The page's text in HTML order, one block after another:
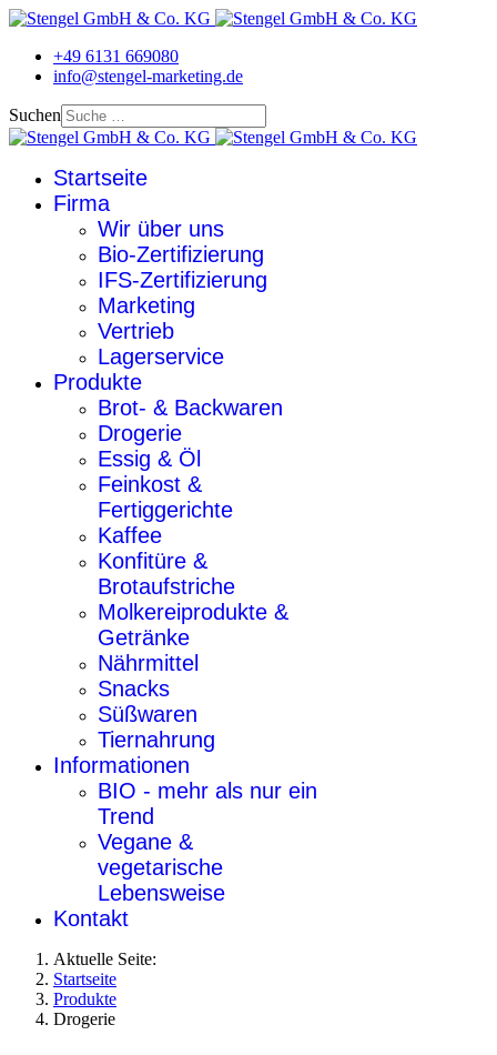
+49 6131 669080
info@stengel-marketing.de
Suchen
Startseite
Firma
Wir über uns
Bio-Zertifizierung
IFS-Zertifizierung
Marketing
Vertrieb
Lagerservice
Produkte
Brot- & Backwaren
Drogerie
Essig & Öl
Feinkost &
Fertiggerichte
Kaffee
Konfitüre &
Brotaufstriche
Molkereiprodukte &
Getränke
Nährmittel
Snacks
Süßwaren
Tiernahrung
Informationen
BIO - mehr als nur ein
Trend
Vegane &
vegetarische
Lebensweise
Kontakt
Aktuelle Seite:
Startseite
Produkte
Drogerie